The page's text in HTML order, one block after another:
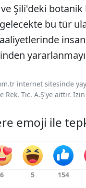
Şili'deki
bu tür
insan
internet sitesinde
Rek. Tic. A.Ş'ye aittir.
emoji ile